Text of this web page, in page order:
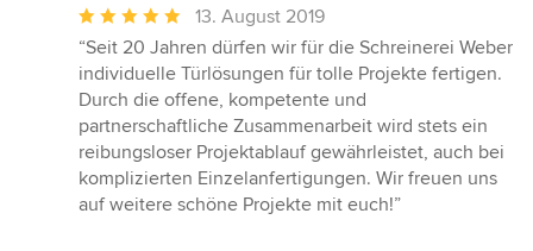
Durchschnittliche
Bewertung:
5
von
5
Sternen
13. August 2019
“Seit 20 Jahren dürfen wir für die Schreinerei Weber
individuelle Türlösungen für tolle Projekte fertigen.
Durch die offene, kompetente und
partnerschaftliche Zusammenarbeit wird stets ein
reibungsloser Projektablauf gewährleistet, auch bei
komplizierten Einzelanfertigungen. Wir freuen uns
auf weitere schöne Projekte mit euch!”